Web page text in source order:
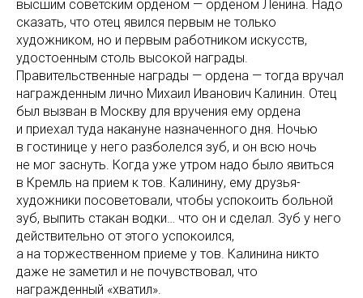
высшим советским орденом — орденом Ленина. Надо
сказать, что отец явился первым не только
художником, но и первым работником искусств,
удостоенным столь высокой награды.
Правительственные награды — ордена — тогда вручал
награжденным лично Михаил Иванович Калинин. Отец
был вызван в Москву для вручения ему ордена
и приехал туда накануне назначенного дня. Ночью
в гостинице у него разболелся зуб, и он всю ночь
не мог заснуть. Когда уже утром надо было явиться
в Кремль на прием к тов. Калинину, ему друзья-
художники посоветовали, чтобы успокоить больной
зуб, выпить стакан водки… что он и сделал. Зуб у него
действительно от этого успокоился,
а на торжественном приеме у тов. Калинина никто
даже не заметил и не почувствовал, что
награжденный «хватил».